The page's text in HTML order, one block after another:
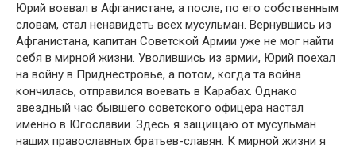
Юрий воевал в Афганистане, а после, по его собственным
словам, стал ненавидеть всех мусульман. Вернувшись из
Афганистана, капитан Советской Армии уже не мог найти
себя в мирной жизни. Уволившись из армии, Юрий поехал
на войну в Приднестровье, а потом, когда та война
кончилась, отправился воевать в Карабах. Однако
звездный час бывшего советского офицера настал
именно в Югославии. Здесь я защищаю от мусульман
наших православных братьев-славян. К мирной жизни я